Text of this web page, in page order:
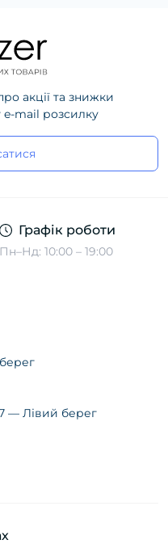
акції та знижки
e-mail розсилку
Графік роботи
Пн–Нд: 10:00 – 19:00
7 — Лівий берег